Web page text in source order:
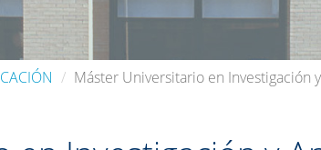
Máster Universitario en Investigación